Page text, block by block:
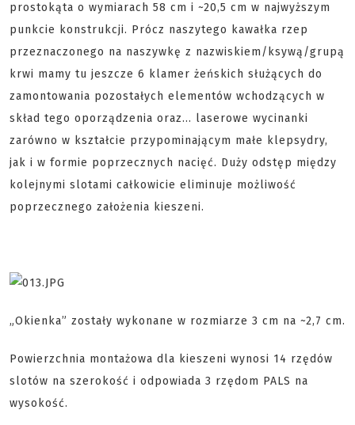
prostokąta o wymiarach 58 cm i ~20,5 cm w najwyższym
punkcie konstrukcji. Prócz naszytego kawałka rzep
przeznaczonego na naszywkę z nazwiskiem/ksywą/grupą
krwi mamy tu jeszcze 6 klamer żeńskich służących do
zamontowania pozostałych elementów wchodzących w
skład tego oporządzenia oraz... laserowe wycinanki
zarówno w kształcie przypominającym małe klepsydry,
jak i w formie poprzecznych nacięć. Duży odstęp między
kolejnymi slotami całkowicie eliminuje możliwość
poprzecznego założenia kieszeni.
„Okienka” zostały wykonane w rozmiarze 3 cm na ~2,7 cm.
Powierzchnia montażowa dla kieszeni wynosi 14 rzędów
slotów na szerokość i odpowiada 3 rzędom PALS na
wysokość.